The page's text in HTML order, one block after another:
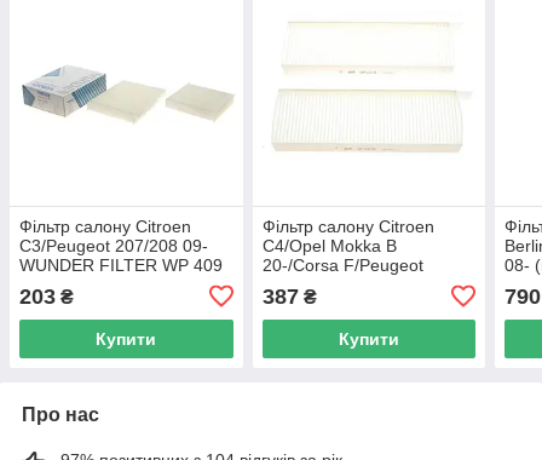
Фільтр салону Citroen
C3/Peugeot 207/208 09-
WUNDER FILTER WP 409
203 ₴
Купити
Фільтр салону Citroen
C4/Opel Mokka B
20-/Corsa F/Peugeot
WIX FILTERS WP2218
UA62
387₴
Купити
08-
790
Про нас